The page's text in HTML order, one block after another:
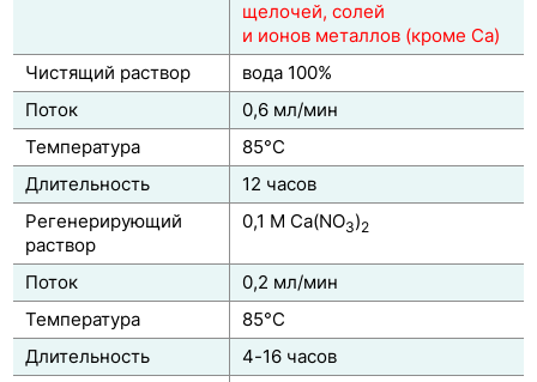
щелочей, солей
и ионов металлов (кроме Са)
Чистящий раствор
вода 100%
Поток
0,6 мл/мин
Температура
85°C
Длительность
12 часов
Регенерирующий
раствор
0,1 М Ca(NO3)2
Поток
0,2 мл/мин
Температура
85°C
Длительность
4-16 часов
RKP-Potassium
RCU-USP Sugar Alcohols
BioSep-SEC-S
Clarity BioSolutions
Phenogel
PolymerX
Bondсlone